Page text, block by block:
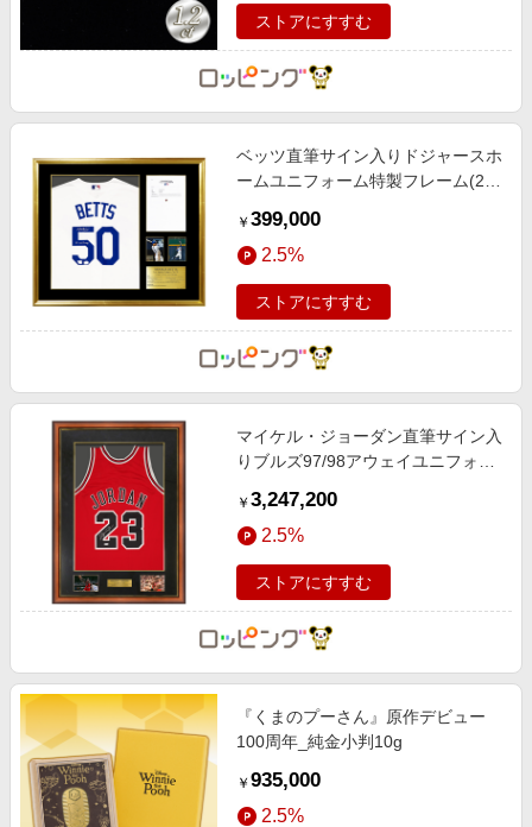
ストアにすすむ
ベッツ直筆サイン入りドジャースホ
ームユニフォーム特製フレーム(25
￥ 399,000
2.5%
ストアにすすむ
マイケル・ジョーダン直筆サイン入
りブルズ97/98アウェイユニフォー
￥ 3,247,200
2.5%
ストアにすすむ
『くまのプーさん』原作デビュー
100周年_純金小判10g
￥ 935,000
2.5%